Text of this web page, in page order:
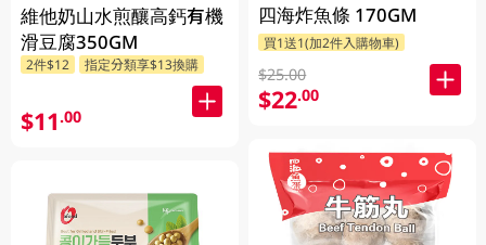
維他奶山水煎釀高鈣有機
滑豆腐350GM
2件$12 指定分類享$13換購
$11.00
四海炸魚條 170GM
買1送1(加2件入購物車)
$25.00
$22.00